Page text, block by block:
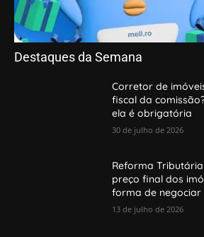
Destaques da Semana
Corretor de
fiscal da
ela é obrigatória
30 de julho de 2026
Reforma
preço final dos
forma de negociar
13 de julho de 2026